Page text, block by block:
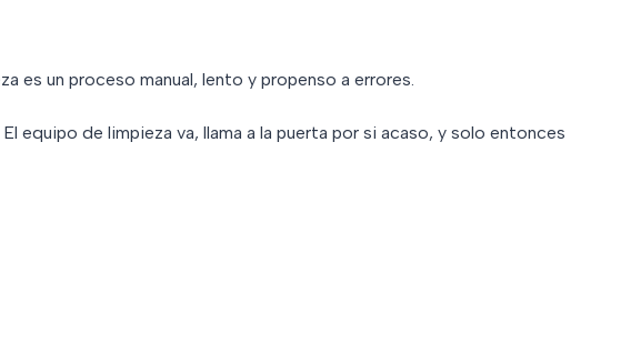
es un proceso manual, lento y propenso a errores.
equipo de limpieza va, llama a la puerta por si acaso, y solo entonces